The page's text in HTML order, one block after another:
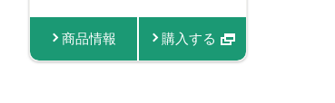
商品情報 購入する